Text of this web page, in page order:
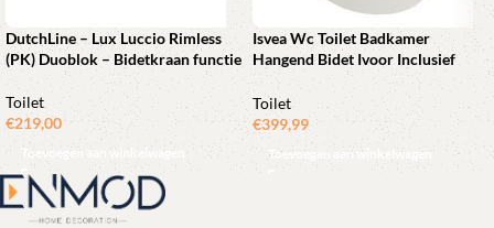
DutchLine – Lux Luccio Rimless
(PK) Duoblok – Bidetkraan functie
Toilet
€219,00
Toevoegen aan winkelwagen
Isvea Wc Toilet Badkamer
Hangend Bidet Ivoor Inclusief
Bevestigingsset
Toilet
€399,99
Toevoegen aan winkelwagen